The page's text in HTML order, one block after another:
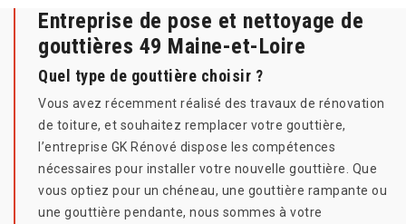
Entreprise de pose et nettoyage de
gouttières 49 Maine-et-Loire
Quel type de gouttière choisir ?
Vous avez récemment réalisé des travaux de rénovation
de toiture, et souhaitez remplacer votre gouttière,
l’entreprise GK Rénové dispose les compétences
nécessaires pour installer votre nouvelle gouttière. Que
vous optiez pour un chéneau, une gouttière rampante ou
une gouttière pendante, nous sommes à votre